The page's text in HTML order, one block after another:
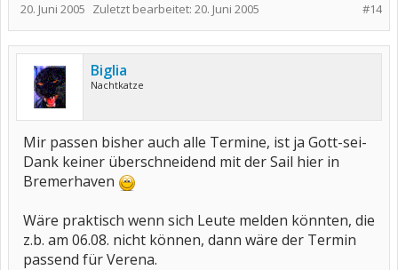
#14
20. Juni 2005 Zuletzt bearbeitet: 20. Juni 2005
Biglia
Nachtkatze
Mir passen bisher auch alle Termine, ist ja Gott-sei-
Dank keiner überschneidend mit der Sail hier in
Bremerhaven
Wäre praktisch wenn sich Leute melden könnten, die
z.b. am 06.08. nicht können, dann wäre der Termin
passend für Verena.